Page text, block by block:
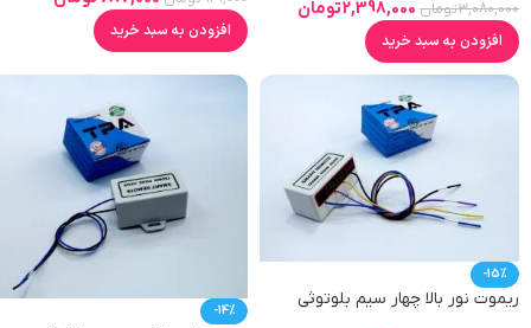
3,080,000تومان 2,398,000تومان
افزودن به سبد خرید
افزودن به سبد خرید
-15%
ریموت نور بالا چهار سیم بلوتوثی
-14%